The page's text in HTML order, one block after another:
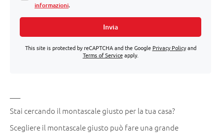
informazioni.
Invia
This site is protected by reCAPTCHA and the Google Privacy Policyand
Terms of Serviceapply.
Stai cercando il montascale giusto per la tua casa?
Scegliere il montascale giusto può fare una grande